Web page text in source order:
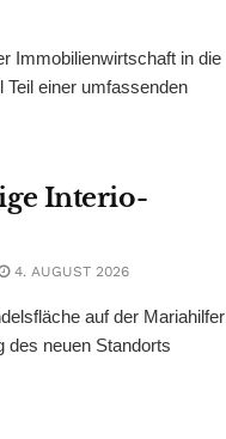
Immobilienwirtschaft in die
einer umfassenden
Interio-
4. AUGUST 2026
auf der Mariahilfer
des neuen Standorts